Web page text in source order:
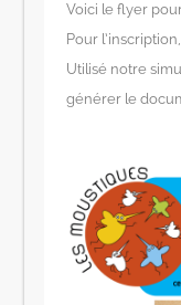
Voici le flyer
Pour
Utilisé notre
générer le